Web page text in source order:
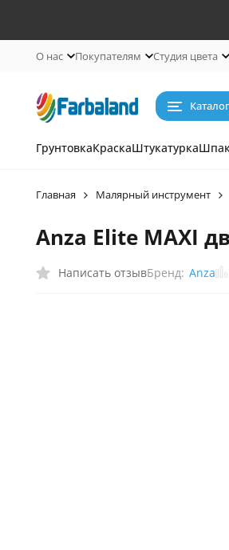
О нас Покупателям Студия цвета
Каталог
ГрунтовкаКраскаШтукатурка
Главная Малярный инструмент
Anza Elite MAXI
Написать отзывБренд: Anza